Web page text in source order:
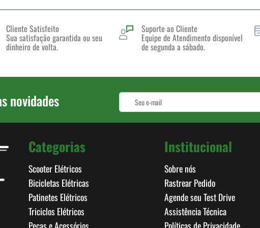
opções
ser
escolhidas
do
produto
Cliente Satisfeito
Sua satisfação garantida ou seu
dinheiro de volta.
Suporte ao Cliente
Equipe de Atendimento disponível
de segunda a sábado.
novidades
Categorias
Scooter Elétricos
Bicicletas Elétricas
Patinetes Elétricos
Triciclos Elétricos
Institucional
Sobre nós
Rastrear Pedido
Agende seu Test Drive
Assistência Técnica